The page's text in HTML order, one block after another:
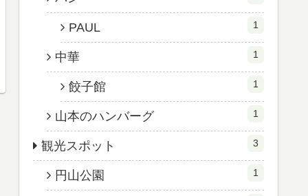
PAUL 1
中華 1
餃子館 1
山本のハンバーグ 1
観光スポット 3
円山公園 1